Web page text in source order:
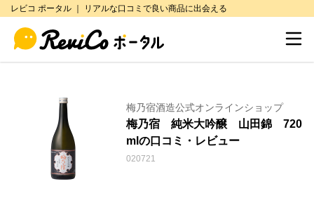
レビコ ポータル ｜ リアルな口コミで良い商品に出会える
梅乃宿酒造公式オンラインショップ
梅乃宿 純米大吟醸 山田錦 720
mlの口コミ・レビュー
020721